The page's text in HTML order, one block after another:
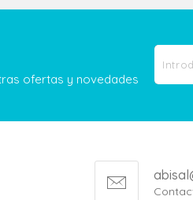
ofertas y novedades